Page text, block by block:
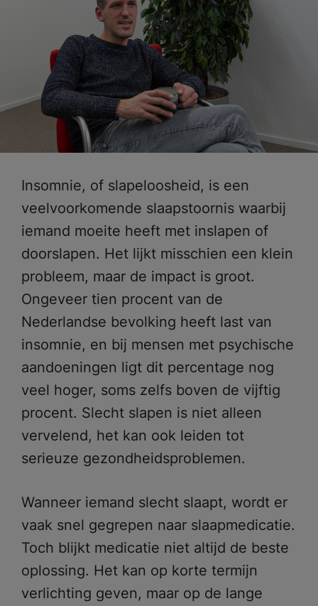
Insomnie, of slapeloosheid, is een
veelvoorkomende slaapstoornis waarbij
iemand moeite heeft met inslapen of
doorslapen. Het lijkt misschien een klein
probleem, maar de impact is groot.
Ongeveer tien procent van de
Nederlandse bevolking heeft last van
insomnie, en bij mensen met psychische
aandoeningen ligt dit percentage nog
veel hoger, soms zelfs boven de vijftig
procent. Slecht slapen is niet alleen
vervelend, het kan ook leiden tot
serieuze gezondheidsproblemen.
Wanneer iemand slecht slaapt, wordt er
vaak snel gegrepen naar slaapmedicatie.
Toch blijkt medicatie niet altijd de beste
oplossing. Het kan op korte termijn
verlichting geven, maar op de lange